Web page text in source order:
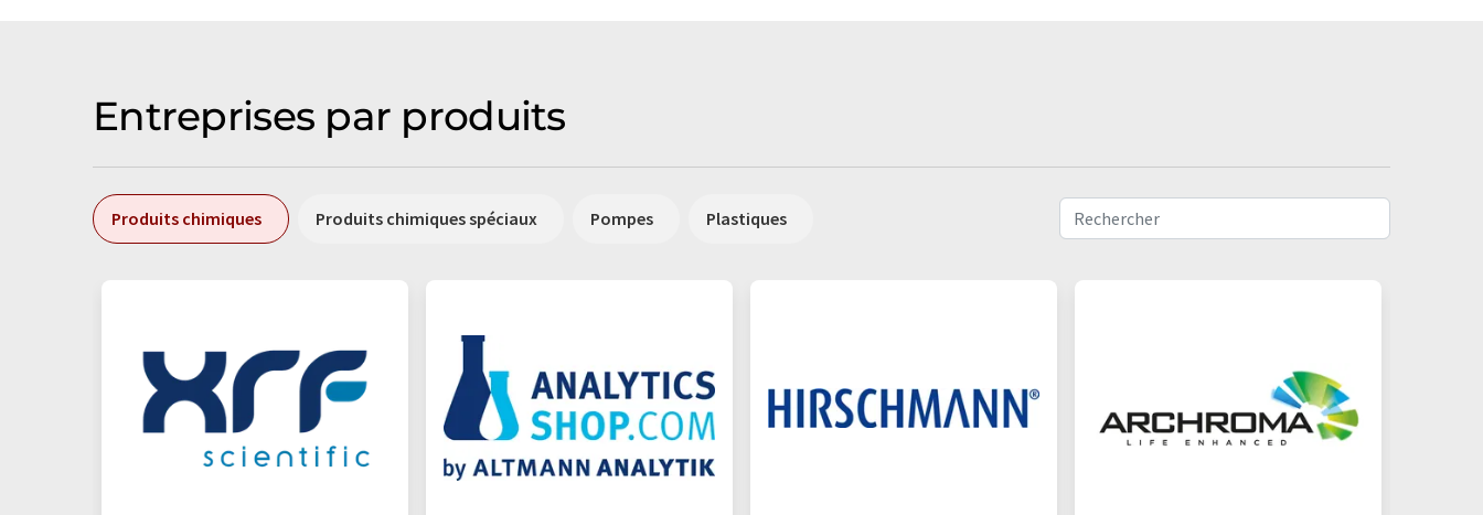
Entreprises par produits
Produits chimiques Produits chimiques spéciaux Pompes Plastiques